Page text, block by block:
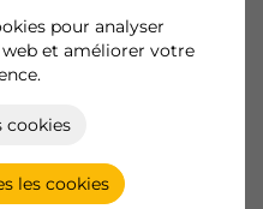
pour analyser
et améliorer votre
cookies
les cookies